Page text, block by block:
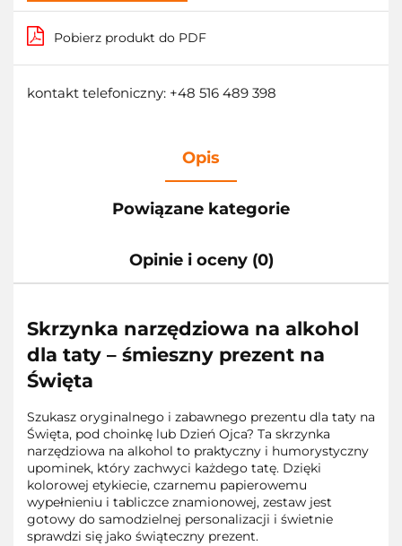
Pobierz produkt do PDF
kontakt telefoniczny: +48 516 489 398
Opis
Powiązane kategorie
Opinie i oceny (0)
Skrzynka narzędziowa na alkohol
dla taty – śmieszny prezent na
Święta
Szukasz oryginalnego i zabawnego prezentu dla taty na
Święta, pod choinkę lub Dzień Ojca? Ta skrzynka
narzędziowa na alkohol to praktyczny i humorystyczny
upominek, który zachwyci każdego tatę. Dzięki
kolorowej etykiecie, czarnemu papierowemu
wypełnieniu i tabliczce znamionowej, zestaw jest
gotowy do samodzielnej personalizacji i świetnie
sprawdzi się jako świąteczny prezent.